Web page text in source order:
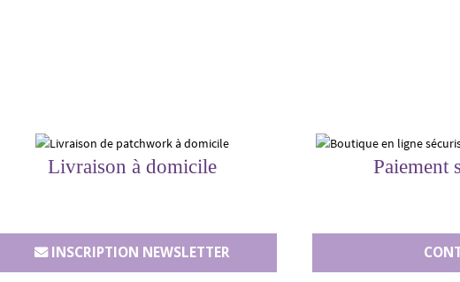
Livraison à domicile Paiement
INSCRIPTION NEWSLETTER